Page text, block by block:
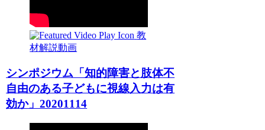
教
材解説動画
シンポジウム「知的障害と肢体不
自由のある子どもに視線入力は有
効か」20201114